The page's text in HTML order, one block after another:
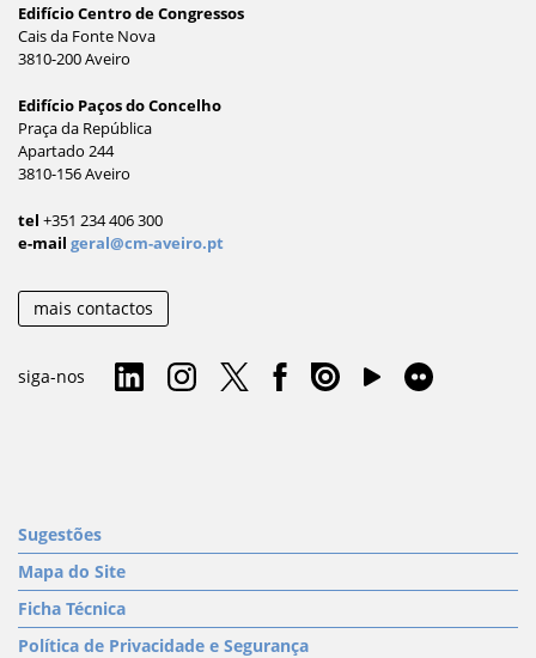
Edifício Centro de Congressos
Cais da Fonte Nova
3810-200 Aveiro
Edifício Paços do Concelho
Praça da República
Apartado 244
3810-156 Aveiro
tel +351 234 406 300
e-mail geral@cm-aveiro.pt
mais contactos
siga-nos
Sugestões
Mapa do Site
Ficha Técnica
Política de Privacidade e Segurança